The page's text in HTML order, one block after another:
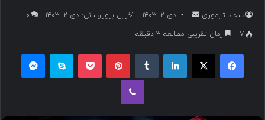
سجاد تیموری
ا
ا
دی ۲, ۱۴۰۳ آخرین بروزرسانی: دی ۲, ۱۴۰۳
۰
7
زمان تقریبی مطالعه 3 دقیقه
فیسبوک ایکس لینکداین پینتریست پاکت اسکایپ
وایبر